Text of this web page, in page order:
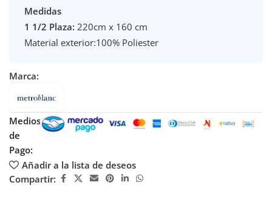
Medidas
1 1/2 Plaza: 220cm x 160 cm
Material exterior:100% Poliester
Marca:
Medios
de
Pago:
Añadir a la lista de deseos
Compartir: